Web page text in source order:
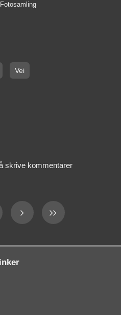
Vei
skrive kommentarer